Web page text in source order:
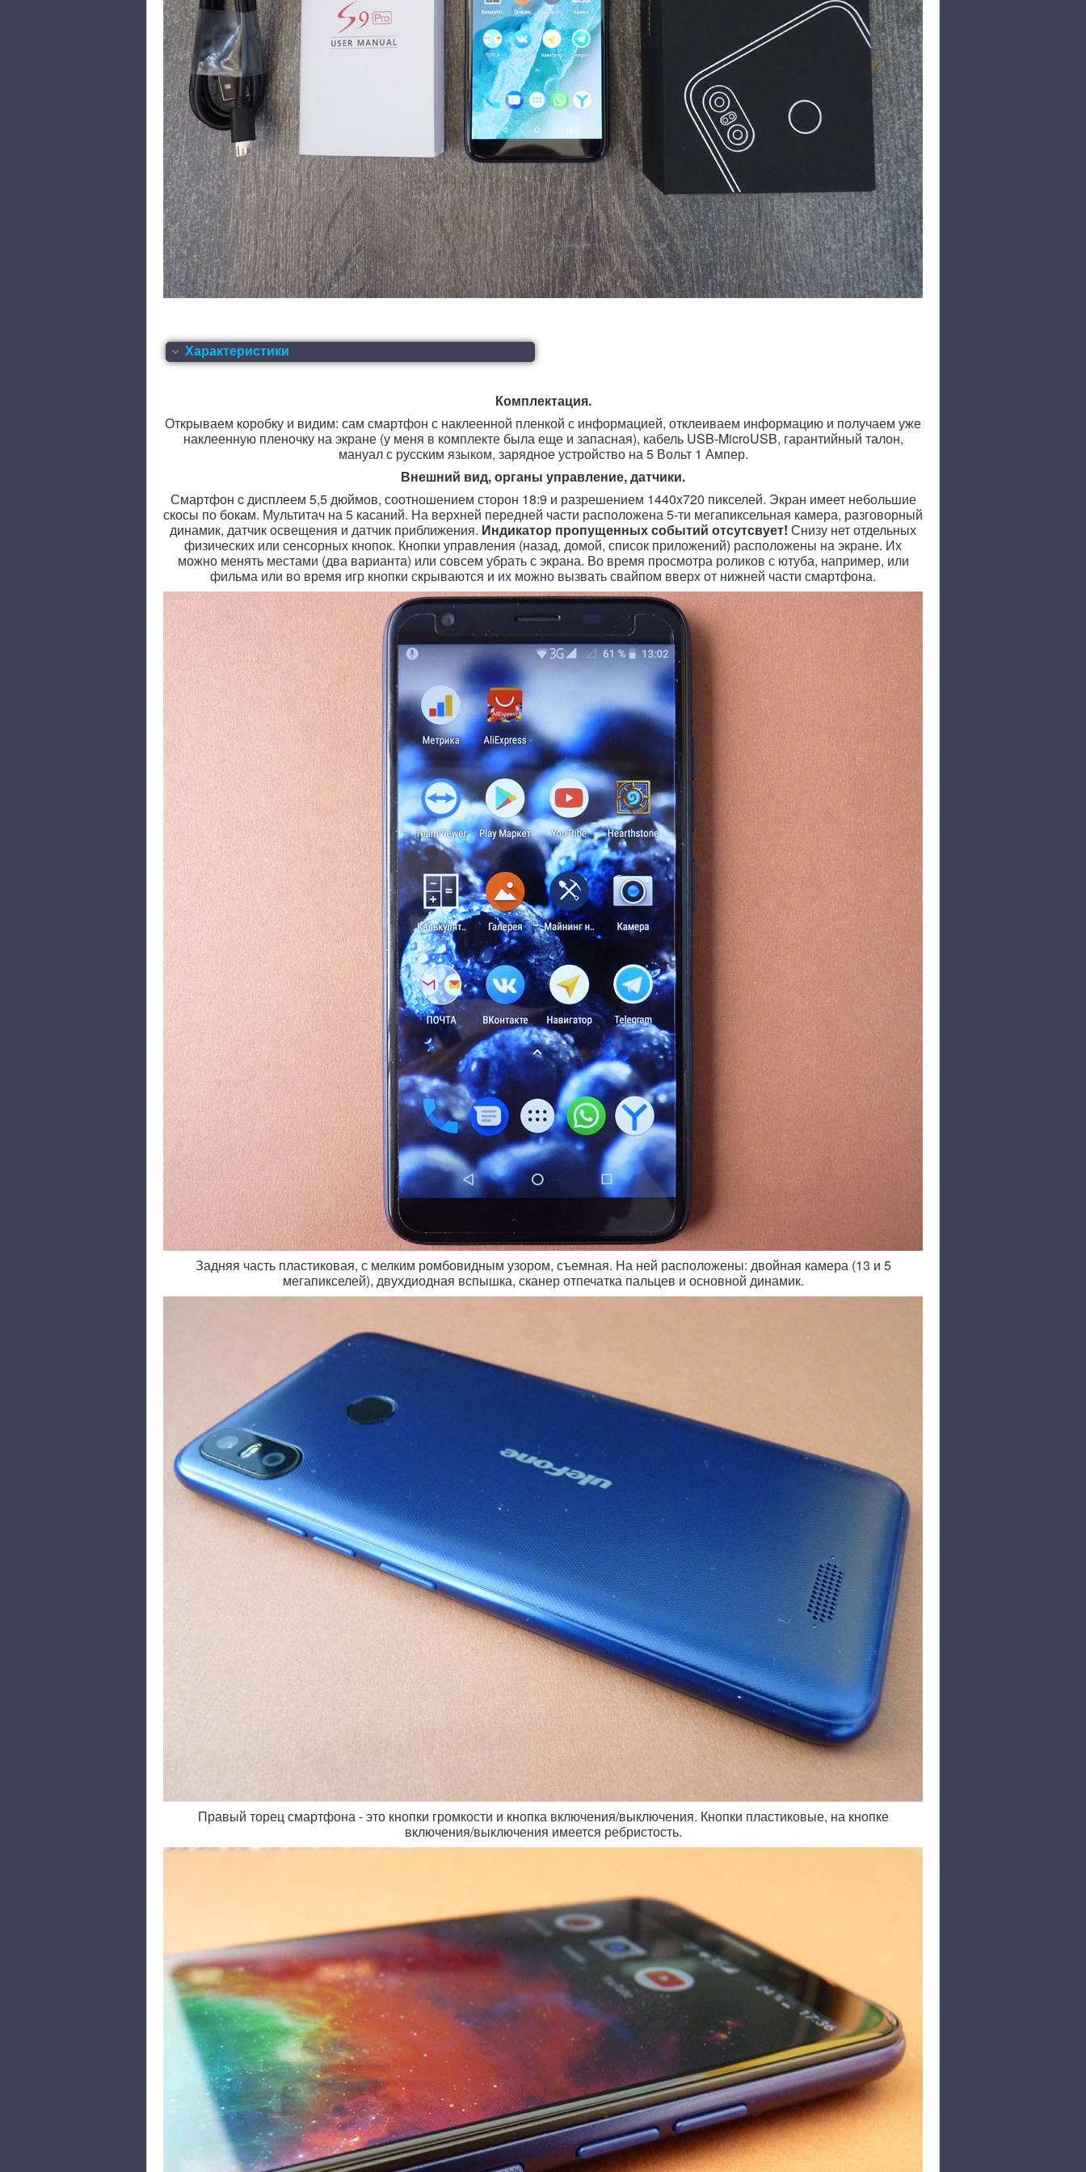
Характеристики
Емкость аккумулятора 3300 мАч
Тип батареи Съемная
Функция быстрой зарядки Нет
Беспроводная зарядка Нет
Датчики
Индикатор событий Нет
Сканер отпечатков пальцев Есть
Приближения Есть
Освещенности Есть
Гироскоп Нет
Акселерометр Есть
Компас Нет
Барометр Нет
Инфракрасный Нет
Звук
Встроенные динамики Есть
Микрофон Есть
Разъем для наушников Есть
Дизайн
Материал корпуса Пластик
Комплектация.
Открываем коробку и видим: сам смартфон с наклеенной пленкой с информацией, отклеиваем информацию и получаем уже
наклеенную пленочку на экране (у меня в комплекте была еще и запасная), кабель USB-MicroUSB, гарантийный талон,
мануал с русским языком, зарядное устройство на 5 Вольт 1 Ампер.
Внешний вид, органы управление, датчики.
Смартфон c дисплеем 5,5 дюймов, соотношением сторон 18:9 и разрешением 1440x720 пикселей. Экран имеет небольшие
скосы по бокам. Мультитач на 5 касаний. На верхней передней части расположена 5-ти мегапиксельная камера, разговорный
динамик, датчик освещения и датчик приближения. Индикатор пропущенных событий отсутсвует! Снизу нет отдельных
физических или сенсорных кнопок. Кнопки управления (назад, домой, список приложений) расположены на экране. Их
можно менять местами (два варианта) или совсем убрать с экрана. Во время просмотра роликов с ютуба, например, или
фильма или во время игр кнопки скрываются и их можно вызвать свайпом вверх от нижней части смартфона.
Задняя часть пластиковая, с мелким ромбовидным узором, съемная. На ней расположены: двойная камера (13 и 5
мегапикселей), двухдиодная вспышка, сканер отпечатка пальцев и основной динамик.
Правый торец смартфона - это кнопки громкости и кнопка включения/выключения. Кнопки пластиковые, на кнопке
включения/выключения имеется ребристость.